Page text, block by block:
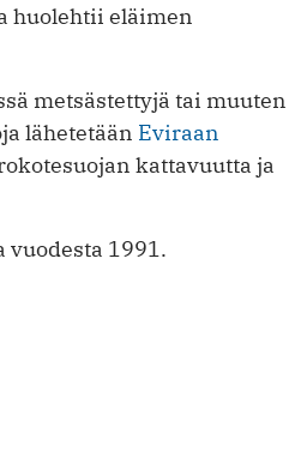
huolehtii eläimen
metsästettyjä tai muuten
lähetetään Eviraan
kattavuutta ja
1991.